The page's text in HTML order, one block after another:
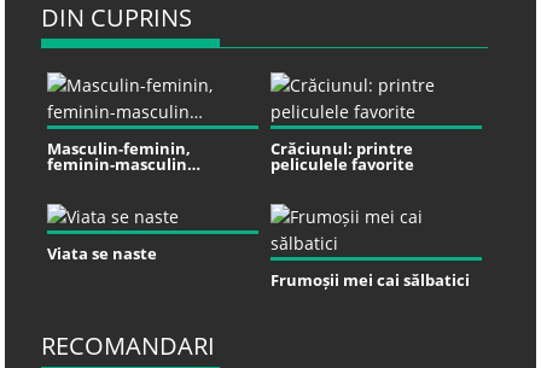
DIN CUPRINS
Masculin-feminin,
feminin-masculin…
Crăciunul: printre
peliculele favorite
Viata se naste
Frumoșii mei cai sălbatici
RECOMANDARI